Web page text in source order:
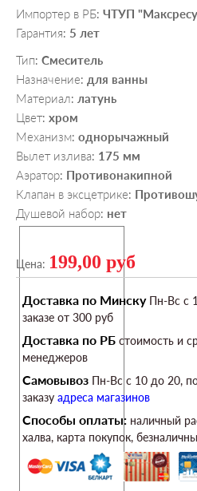
Импортер в РБ: ЧТУП
Гарантия: 5 лет
Тип: Смеситель
Назначение: для ванны
Материал: латунь
Цвет: хром
Механизм: однорычажный
Вылет излива: 175 мм
Аэратор: Противонакипной
Клапан в эксцетрике:
Душевой набор: нет
Цена: 199,00 руб
Доставка по МинскуПн-Вс c
заказе от 300 руб
Доставка по РБ стоимость и
менеджеров
Самовывоз Пн-Вс c 10 до 20,
заказу адреса магазинов
Способы оплаты: наличный
халва, карта покупок,